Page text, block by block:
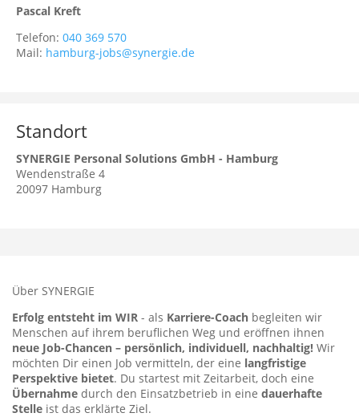
Pascal Kreft
Telefon: 040 369 570
Mail: hamburg-jobs@synergie.de
Standort
SYNERGIE Personal Solutions GmbH - Hamburg
Wendenstraße 4
20097 Hamburg
Über SYNERGIE
Erfolg entsteht im WIR - als Karriere-Coach begleiten wir
Menschen auf ihrem beruflichen Weg und eröffnen ihnen
neue Job-Chancen – persönlich, individuell, nachhaltig! Wir
möchten Dir einen Job vermitteln, der eine langfristige
Perspektive bietet. Du startest mit Zeitarbeit, doch eine
Übernahme durch den Einsatzbetrieb in eine dauerhafte
Stelle ist das erklärte Ziel.